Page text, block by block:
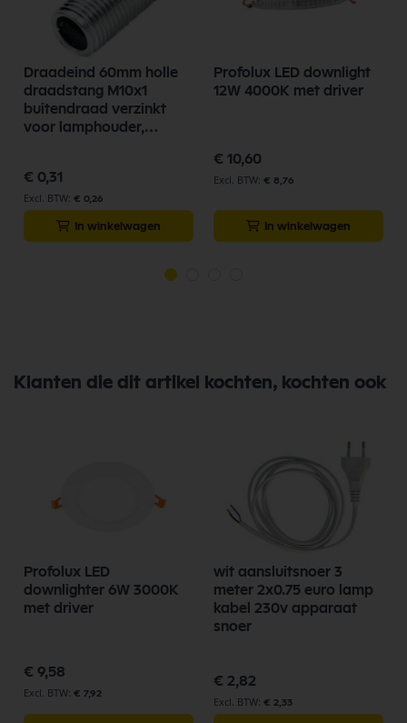
Draadeind 60mm holle
draadstang M10x1
buitendraad verzinkt
voor lamphouder,
€ 0,31
€ 0,26
In winkelwagen
Profolux LED downlight
12W 4000K met driver
€ 10,60
€ 8,76
In winkelwagen
Klanten die dit artikel kochten, kochten ook
Profolux LED
downlighter 6W 3000K
met driver
€ 9,58
€ 7,92
wit aansluitsnoer 3
meter 2x0.75 euro lamp
kabel 230v apparaat
snoer
€ 2,82
€ 2,33